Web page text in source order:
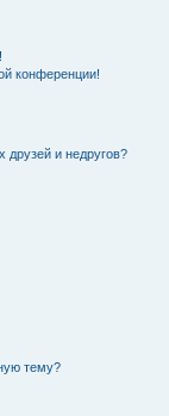
конференции!
друзей и недругов?
тему?